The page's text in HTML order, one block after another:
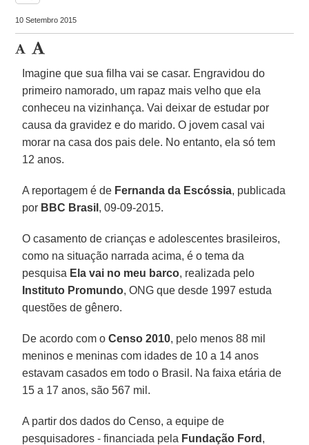
10 Setembro 2015
Imagine que sua filha vai se casar. Engravidou do
primeiro namorado, um rapaz mais velho que ela
conheceu na vizinhança. Vai deixar de estudar por
causa da gravidez e do marido. O jovem casal vai
morar na casa dos pais dele. No entanto, ela só tem
12 anos.
A reportagem é de Fernanda da Escóssia, publicada
por BBC Brasil , 09-09-2015.
O casamento de crianças e adolescentes brasileiros,
como na situação narrada acima, é o tema da
pesquisa Ela vai no meu barco, realizada pelo
Instituto Promundo, ONG que desde 1997 estuda
questões de gênero.
De acordo com oCenso 2010, pelo menos 88 mil
meninos e meninas com idades de 10 a 14 anos
estavam casados em todo o Brasil. Na faixa etária de
15 a 17 anos, são 567 mil.
A partir dos dados do Censo, a equipe de
pesquisadores - financiada pela Fundação Ford ,